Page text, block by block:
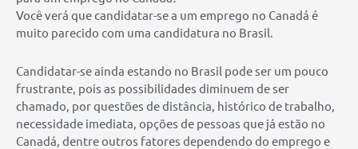
Você verá que candidatar-se a um emprego no Canadá é
muito parecido com uma candidatura no Brasil.
Candidatar-se ainda estando no Brasil pode ser um pouco
frustrante, pois as possibilidades diminuem de ser
chamado, por questões de distância, histórico de trabalho,
necessidade imediata, opções de pessoas que já estão no
Canadá, dentre outros fatores dependendo do emprego e